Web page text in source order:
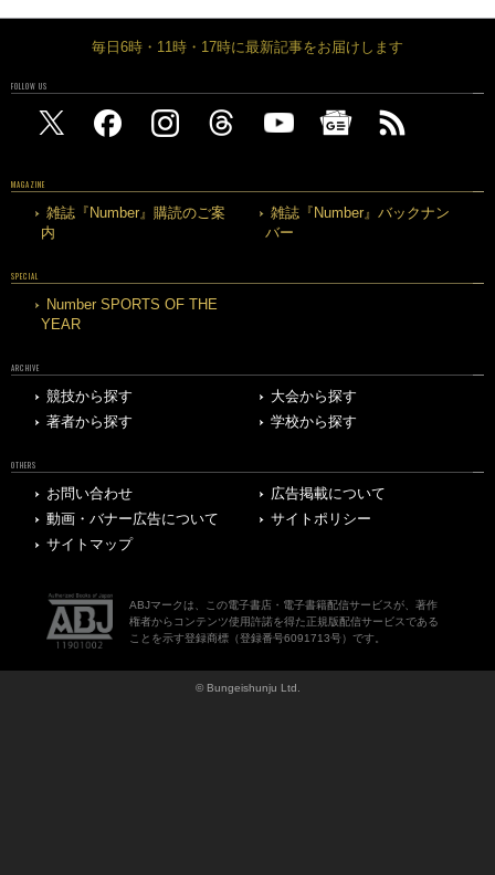
毎日6時・11時・17時に最新記事をお届けします
FOLLOW US
MAGAZINE
雑誌『Number』購読のご案
内
雑誌『Number』バックナン
バー
SPECIAL
Number SPORTS OF THE
YEAR
ARCHIVE
競技から探す
大会から探す
著者から探す
学校から探す
OTHERS
お問い合わせ
広告掲載について
動画・バナー広告について
サイトポリシー
サイトマップ
ABJマークは、この電子書店・電子書籍配信サービスが、著作
権者からコンテンツ使用許諾を得た正規版配信サービスである
ことを示す登録商標（登録番号6091713号）です。
© Bungeishunju Ltd.